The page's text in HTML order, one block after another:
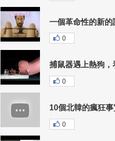
0
捕鼠器遇上熱狗，
0
10個北韓的瘋狂
0